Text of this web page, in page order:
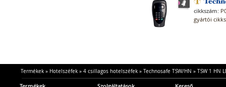
cikkszám:
gyártói
Termékek» Hotelszéfek» 4 csillagos hotelszéfek» Technosafe TSW/HN » TSW 1 HN